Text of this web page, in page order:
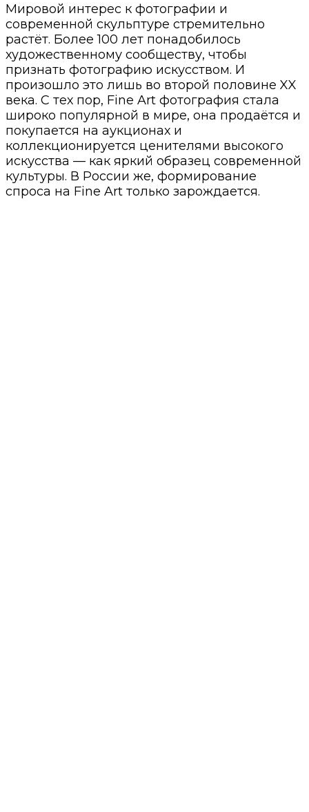
Мировой интерес к фотографии и
современной скульптуре стремительно
растёт. Более 100 лет понадобилось
художественному сообществу, чтобы
признать фотографию искусством. И
произошло это лишь во второй половине XX
века. С тех пор, Fine Art фотография стала
широко популярной в мире, она продаётся и
покупается на аукционах и
коллекционируется ценителями высокого
искусства — как яркий образец современной
культуры. В России же, формирование
спроса на Fine Art только зарождается.